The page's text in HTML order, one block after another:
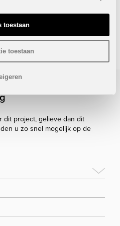
toestaan
toestaan
prijswijzigingen.
dit project, gelieve dan dit
u zo snel mogelijk op de